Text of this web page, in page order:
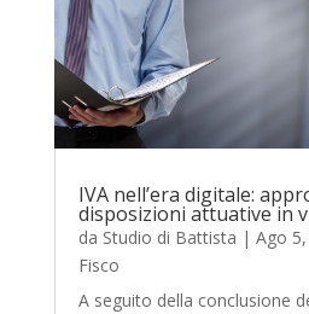
IVA nell’era digitale:
disposizioni attuative in
da Studio di Battista | Ago
Fisco
A seguito della conclusione